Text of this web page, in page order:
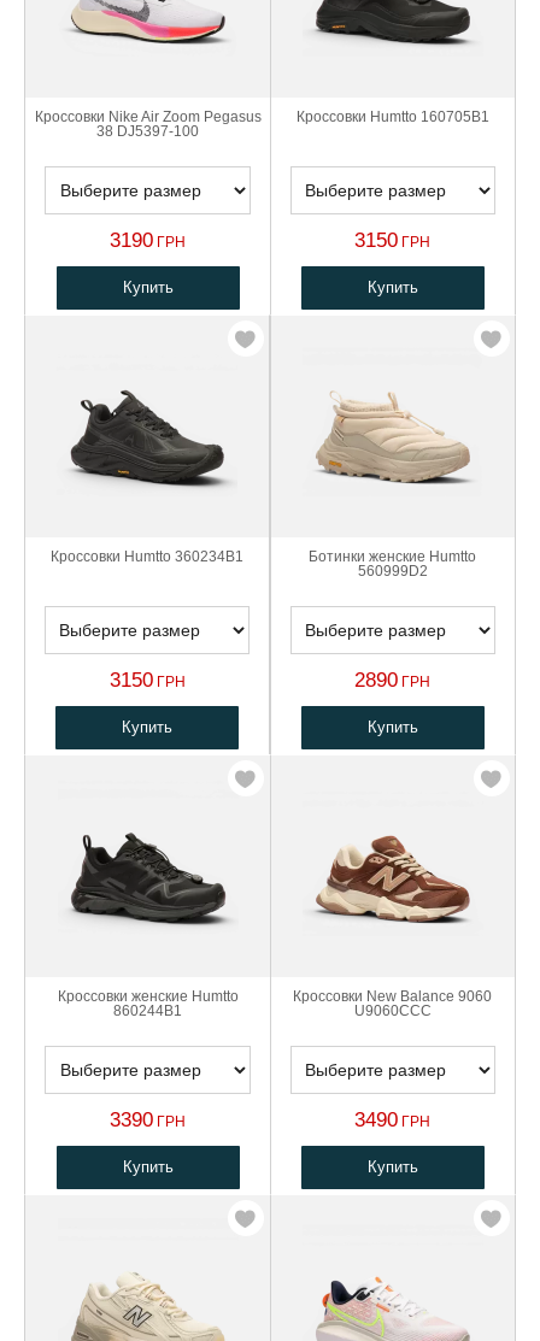
Кроссовки Nike Air Zoom Pegasus
38 DJ5397-100
3190 ГРН
Купить
Кроссовки Humtto 160705B1
3150 ГРН
Купить
Кроссовки Humtto 360234B1
3150ГРН
Купить
Ботинки женские Humtto
560999D2
2890 ГРН
Купить
Кроссовки женские Humtto
860244B1
3390 ГРН
Купить
Кроссовки New Balance 9060
U9060CCC
3490 ГРН
Купить